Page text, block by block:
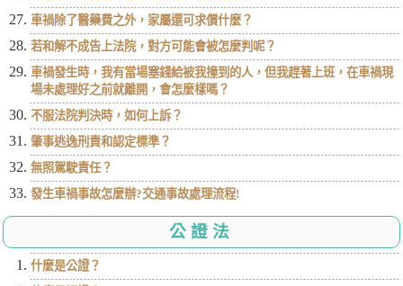
車禍除了醫藥費之外，家屬還可求償什麼？
若和解不成告上法院，對方可能會被怎麼判呢？
車禍發生時，我有當場塞錢給被我撞到的人，但我趕著上班，在車禍現
場未處理好之前就離開，會怎麼樣嗎？
不服法院判決時，如何上訴？
肇事逃逸刑責和認定標準？
無照駕駛責任？
發生車禍事故怎麼辦?交通事故處理流程!
公證法
什麼是公證？